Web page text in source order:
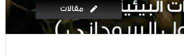
مقالات